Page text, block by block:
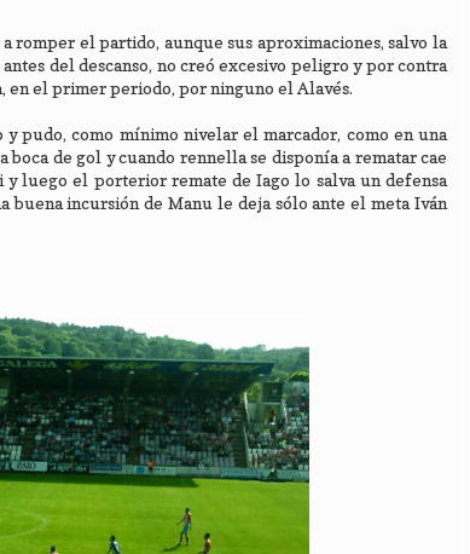
romper el partido, aunque sus aproximaciones, salvo la
del descanso, no creó excesivo peligro y por contra
en el primer periodo, por ninguno el Alavés.
pudo, como mínimo nivelar el marcador, como en una
boca de gol y cuando rennella se disponía a rematar cae
luego el porterior remate de Iago lo salva un defensa
buena incursión de Manu le deja sólo ante el meta Iván